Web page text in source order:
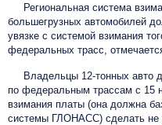
Региональная система
большегрузных автомобилей
увязке с системой взимания
федеральных трасс,
Владельцы 12-тонных авто
по федеральным трассам с 15
взимания платы (она должна
системы ГЛОНАСС) сделать не